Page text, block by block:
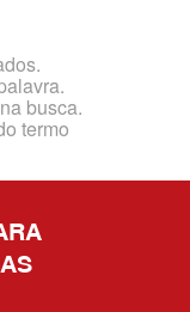
busca.
termo